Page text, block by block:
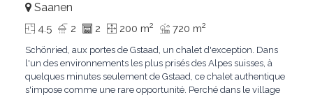
Saanen
4.5 2 2 200 m2 720 m2
Schönried, aux portes de Gstaad, un chalet d'exception. Dans
l'un des environnements les plus prisés des Alpes suisses, à
quelques minutes seulement de Gstaad, ce chalet authentique
s'impose comme une rare opportunité. Perché dans le village